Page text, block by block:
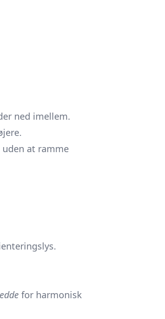
ned imellem.
at ramme
for harmonisk